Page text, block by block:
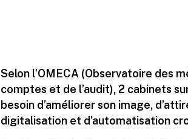
Selon l’OMECA (Observatoire des
comptes et de l’audit), 2 cabinets
besoin d’améliorer son image,
digitalisation et d’automatisation